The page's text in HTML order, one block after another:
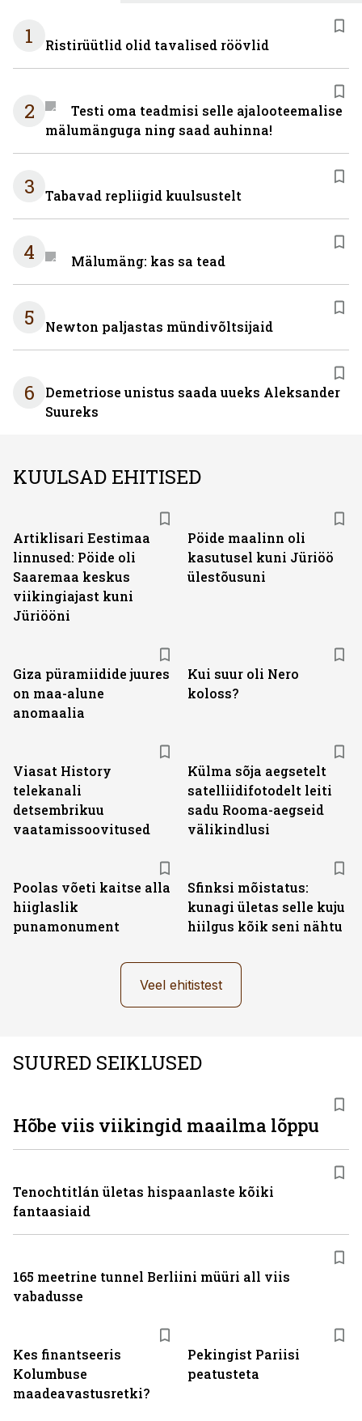
1 Ristirüütlid olid tavalised röövlid
2
Testi oma teadmisi selle ajalooteemalise
mälumänguga ning saad auhinna!
3 Tabavad repliigid kuulsustelt
4 Mälumäng: kas sa tead
5 Newton paljastas mündivõltsijaid
6
Demetriose unistus saada uueks Aleksander
Suureks
KUULSAD EHITISED
Artiklisari Eestimaa
linnused: Pöide oli
Saaremaa keskus
viikingiajast kuni
Jüriööni
Pöide maalinn oli
kasutusel kuni Jüriöö
ülestõusuni
Giza püramiidide juures
on maa-alune
anomaalia
Kui suur oli Nero
koloss?
Viasat History
telekanali
detsembrikuu
vaatamissoovitused
Külma sõja aegsetelt
satelliidifotodelt leiti
sadu Rooma-aegseid
välikindlusi
Poolas võeti kaitse alla
hiiglaslik
punamonument
Sfinksi mõistatus:
kunagi ületas selle kuju
hiilgus kõik seni nähtu
Veel ehitistest
SUURED SEIKLUSED
Kes finantseeris
Kolumbuse
maadeavastusretki?
Pekingist Pariisi
peatusteta
Hõbe viis viikingid maailma lõppu
Tenochtitlán ületas hispaanlaste kõiki
fantaasiaid
165 meetrine tunnel Berliini müüri all viis
vabadusse